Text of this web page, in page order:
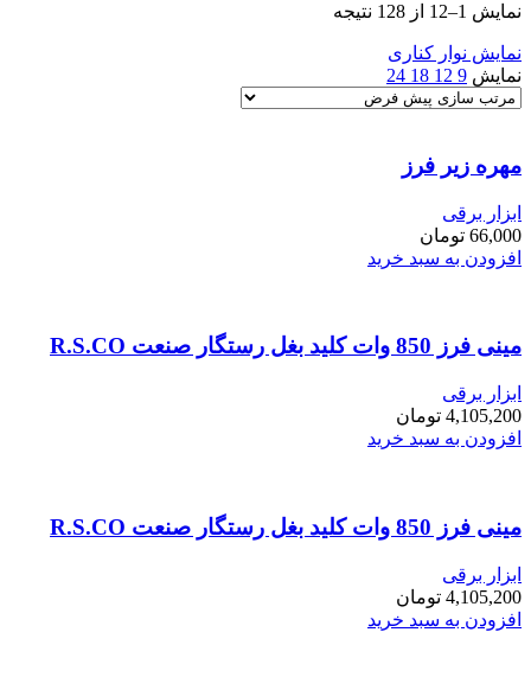
نمایش 1–12 از 128 نتیجه
نمایش نوار کناری
نمایش 9
12
18
24
مهره زیر فرز
ابزار برقی
66,000 تومان
افزودن به سبد خرید
مینی فرز 850 وات کلید بغل رستگار صنعت R.S.CO
ابزار برقی
4,105,200 تومان
افزودن به سبد خرید
مینی فرز 850 وات کلید بغل رستگار صنعت R.S.CO
ابزار برقی
4,105,200 تومان
افزودن به سبد خرید